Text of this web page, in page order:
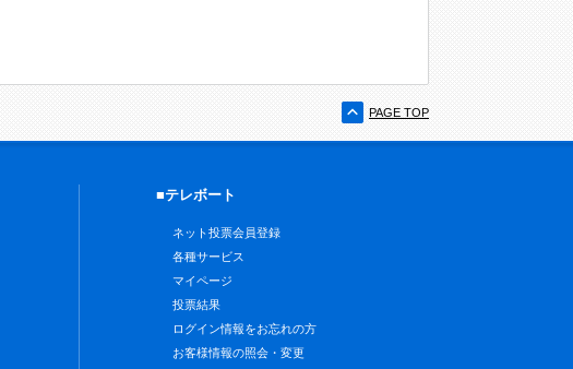
PAGE TOP
■テレボート
ネット投票会員登録
各種サービス
マイページ
投票結果
ログイン情報をお忘れの方
お客様情報の照会・変更